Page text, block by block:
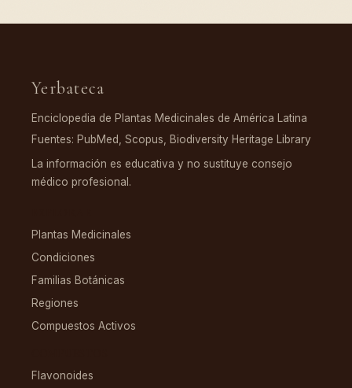
Yerbateca
Enciclopedia de Plantas Medicinales de América Latina
Fuentes: PubMed, Scopus, Biodiversity Heritage Library
La información es educativa y no sustituye consejo
médico profesional.
Plantas Medicinales
Condiciones
Familias Botánicas
Regiones
Compuestos Activos
Flavonoides